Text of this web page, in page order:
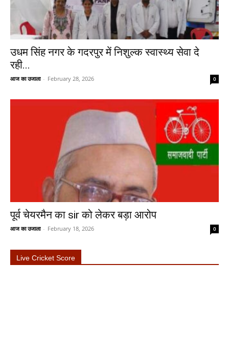
उधम सिंह नगर के गदरपुर में निशुल्क स्वास्थ्य सेवा दे
रही...
आज का उजाला - February 28, 2026 0
पूर्व चेयरमैन का sir को लेकर बड़ा आरोप
आज का उजाला - February 18, 2026 0
Live Cricket Score